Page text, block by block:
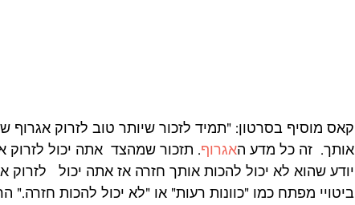
קאס מוסיף בסרטון: "תמיד לזכור שיותר טוב לזרוק אגרוף
אותך.  זה כל מדע האגרוף. תזכור שמהצד  אתה יכול
יודע שהוא לא יכול להכות אותך חזרה אז אתה יכול   לזרוק
ביטויי מפתח כמו "כוונות רעות" או "לא יכול להכות חזרה."